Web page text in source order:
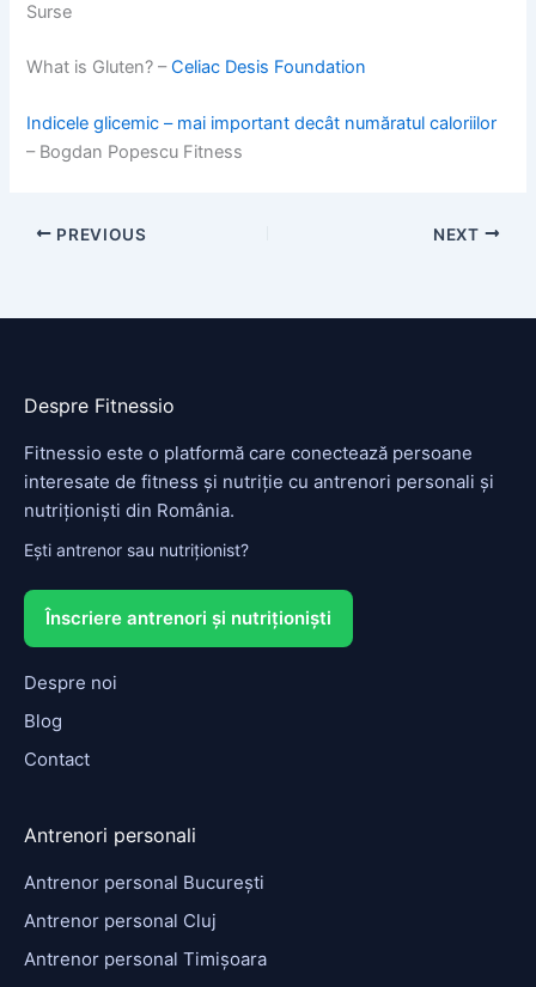
Surse
What is Gluten? –Celiac Desis Foundation
Indicele glicemic – mai important decât număratul caloriilor
– Bogdan Popescu Fitness
PREVIOUS NEXT
Despre Fitnessio
Fitnessio este o platformă care conectează persoane
interesate de fitness și nutriție cu antrenori personali și
nutriționiști din România.
Ești antrenor sau nutriționist?
Înscriere antrenori și nutriționiști
Despre noi
Blog
Contact
Antrenori personali
Antrenor personal București
Antrenor personal Cluj
Antrenor personal Timișoara